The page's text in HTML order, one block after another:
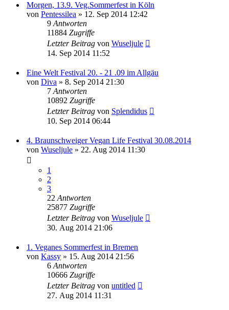
Morgen, 13.9. Veg.Sommerfest in Köln
von Pentessilea » 12. Sep 2014 12:42
9 Antworten
11884 Zugriffe
Letzter Beitrag von Wuseljule
14. Sep 2014 11:52
Eine Welt Festival 20. - 21 .09 im Allgäu
von Diva » 8. Sep 2014 21:30
7 Antworten
10892 Zugriffe
Letzter Beitrag von Splendidus
10. Sep 2014 06:44
4. Braunschweiger Vegan Life Festival 30.08.2014
von Wuseljule » 22. Aug 2014 11:30
1
2
3
22 Antworten
25877 Zugriffe
Letzter Beitrag von Wuseljule
30. Aug 2014 21:06
1. Veganes Sommerfest in Bremen
von Kassy » 15. Aug 2014 21:56
6 Antworten
10666 Zugriffe
Letzter Beitrag von untitled
27. Aug 2014 11:31